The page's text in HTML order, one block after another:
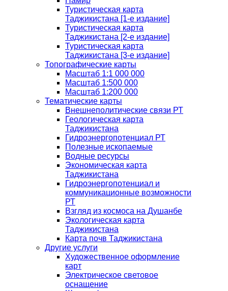
Туристическая карта
Таджикистана [1-е издание]
Туристическая карта
Таджикистана [2-е издание]
Туристическая карта
Таджикистана [3-е издание]
Топографические карты
Масштаб 1:1 000 000
Масштаб 1:500 000
Масштаб 1:200 000
Тематические карты
Внешнеполитические связи РТ
Геологическая карта
Таджикистана
Гидроэнергопотенциал РТ
Полезные ископаемые
Водные ресурсы
Экономическая карта
Таджикистана
Гидроэнергопотенциал и
коммуникационные возможности
РТ
Взгляд из космоса на Душанбе
Экологическая карта
Таджикистана
Карта почв Таджикистана
Другие услуги
Художественное оформление
карт
Электрическое световое
оснащение